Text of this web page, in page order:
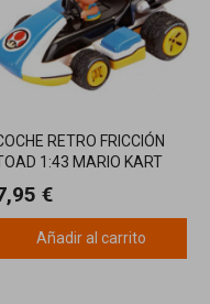
RETRO FRICCIÓN
1:43 MARIO KART
€
Añadir al carrito